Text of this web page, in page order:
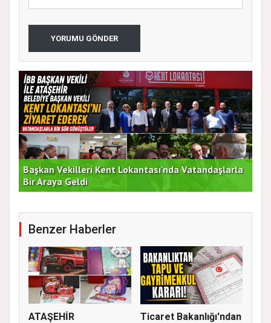
YORUMU GÖNDER
Başkan Vekilleri Kent Lokantası'nda Vatandaşlarla
Bir Araya Geldi
Benzer Haberler
ATAŞEHİR Ticaret Bakanlığı'ndan